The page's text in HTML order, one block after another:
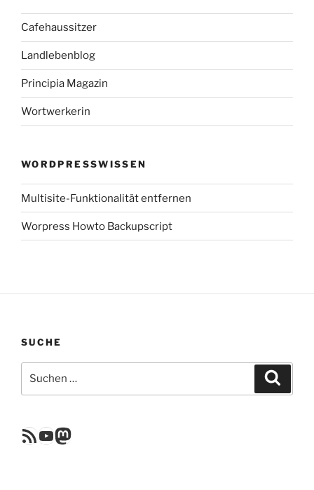
Cafehaussitzer
Landlebenblog
Principia Magazin
Wortwerkerin
WORDPRESSWISSEN
Multisite-Funktionalität entfernen
Worpress Howto Backupscript
SUCHE
nach:
RSS FeedYouTube
Mastodon